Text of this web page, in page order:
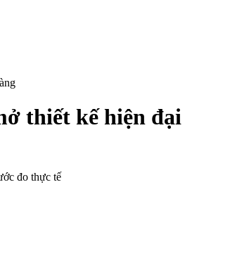
thiết kế hiện đại
đo thực tế